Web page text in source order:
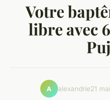
Votre
libre avec
A alexandrie21